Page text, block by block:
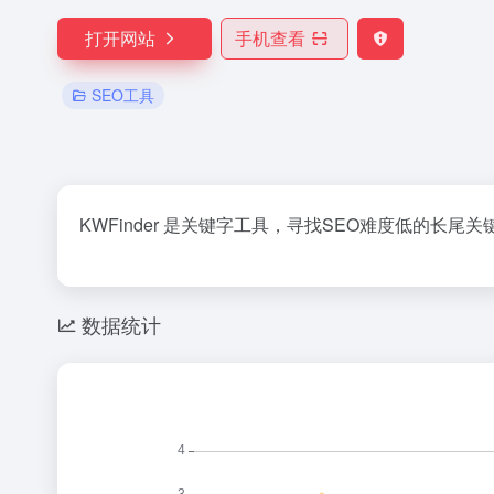
打开网站 手机查看
SEO工具
KWFinder 是关键字工具，寻找SEO难度低的长尾关
数据统计